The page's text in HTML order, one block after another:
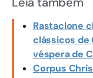
Rastaclone
clássicos de
véspera de
Corpus